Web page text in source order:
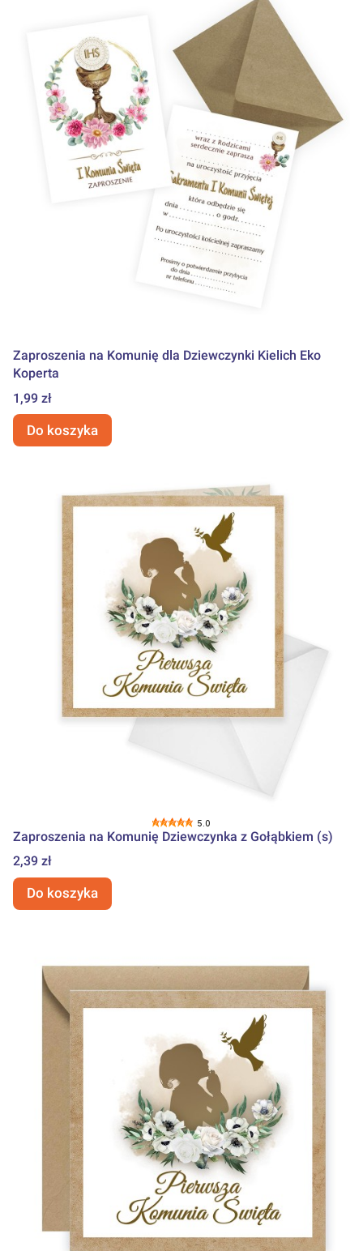
Zaproszenia na Komunię dla Dziewczynki Kielich Eko
Koperta
Cena
1,99 zł
Do koszyka
5.0
Zaproszenia na Komunię Dziewczynka z Gołąbkiem (s)
Cena
2,39 zł
Do koszyka